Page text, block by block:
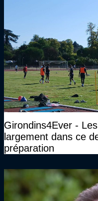
Girondins4Ever -
largement dans ce
préparation